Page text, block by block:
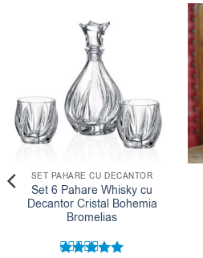
SET PAHARE CU DECANTOR
Set 6 Pahare Whisky cu
Decantor Cristal Bohemia
Bromelias